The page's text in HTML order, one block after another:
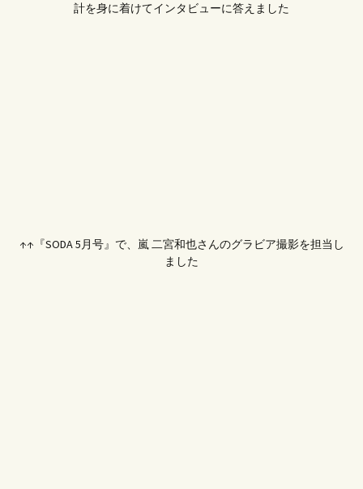
計を身に着けてインタビューに答えました
↑↑『SODA 5月号』で、嵐 二宮和也さんのグラビア撮影を担当し
ました